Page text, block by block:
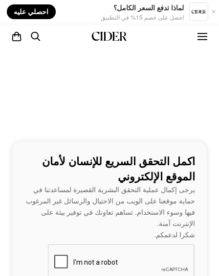
لماذا تدفع السعر الكامل؟
احصل على خصم 15% في التطبيق
احصلي عليه
اكمل التحقق السريع للإنسان لأمان
الموقع الإلكتروني
يرجى إكمال عملية التحقق البشرية القصيرة لمساعدتنا في
حماية موقعنا على الويب من الاحتيال والرسائل غير المرغوب
فيها وسوء الاستخدام. تساهم تعاونك في توفير بيئة على
الإنترنت آمنة.
شكرا لدعمكم.